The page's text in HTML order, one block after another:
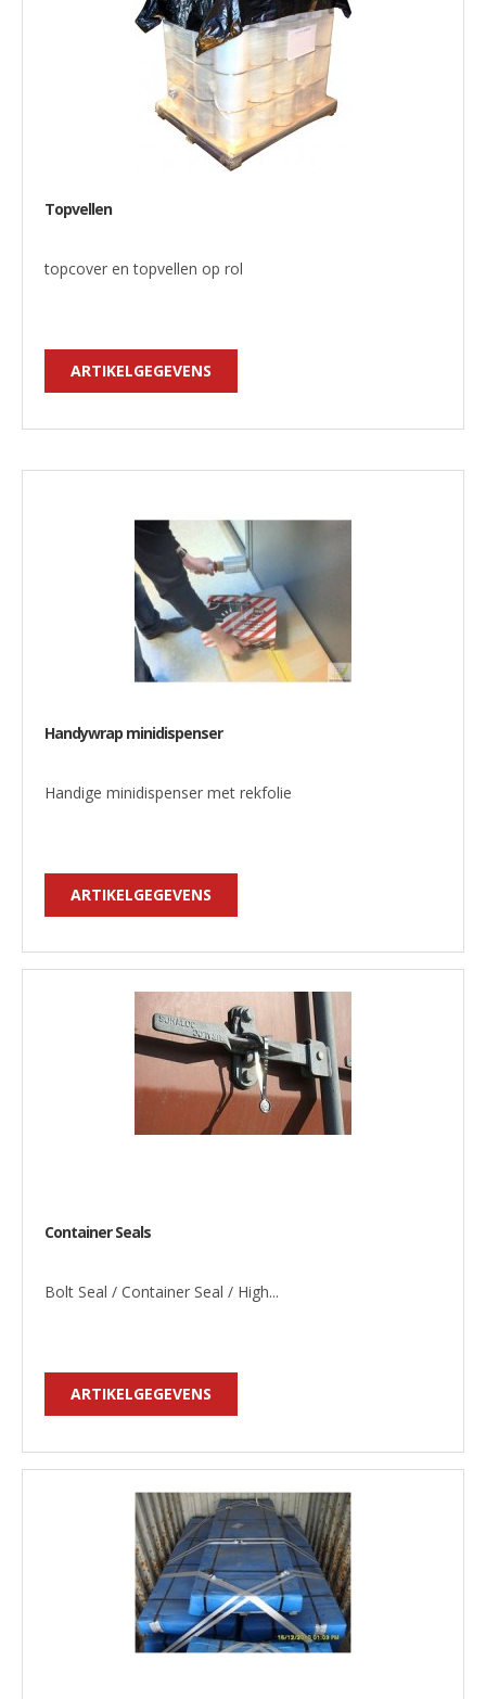
Topvellen
topcover en topvellen op rol
ARTIKELGEGEVENS
Handywrap minidispenser
Handige minidispenser met rekfolie
ARTIKELGEGEVENS
Container Seals
Bolt Seal / Container Seal / High...
ARTIKELGEGEVENS